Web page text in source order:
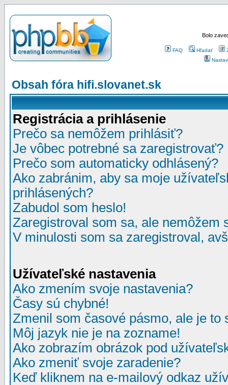
Bolo
FAQ Hľadať
Obsah fóra hifi.slovanet.sk
Registrácia a prihlásenie
Prečo sa nemôžem prihlásiť?
Je vôbec potrebné sa zaregistrovať?
Prečo som automaticky odhlásený?
Ako zabránim, aby sa moje
prihlásených?
Zabudol som heslo!
Zaregistroval som sa, ale nemôžem
V minulosti som sa zaregistroval,
Užívateľské nastavenia
Ako zmením svoje nastavenia?
Časy sú chybné!
Zmenil som časové pásmo, ale je to
Môj jazyk nie je na zozname!
Ako zobrazím obrázok pod
Ako zmeniť svoje zaradenie?
Keď kliknem na e-mailový odkaz